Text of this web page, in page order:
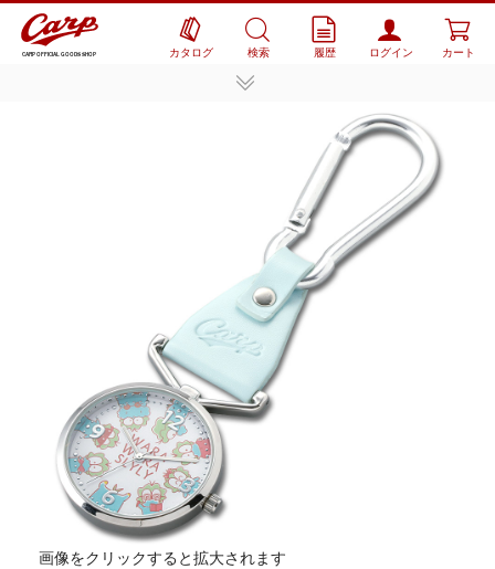
CARP OFFICIAL GOODS SHOP カタログ 検索 履歴 ログイン カート
画像をクリックすると拡大されます